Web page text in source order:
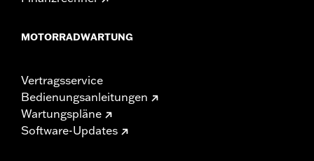
MOTORRADWARTUNG
Vertragsservice
Bedienungsanleitungen
Wartungspläne
Software-Updates